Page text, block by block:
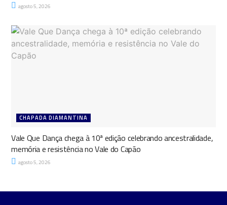
agosto 5, 2026
CHAPADA DIAMANTINA
Vale Que Dança chega à 10ª edição celebrando ancestralidade,
memória e resistência no Vale do Capão
agosto 5, 2026